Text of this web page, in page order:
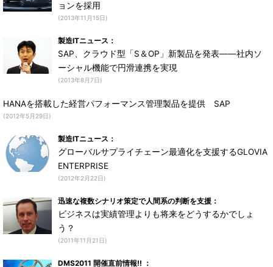
ョンを採用
(2013年11月15日)
製造ITニュース：
SAP、クラウド型「S＆OP」新製品を発表――社内ソ
ーシャル機能で円滑連携を実現
(2013年8月7日)
HANAを搭載した経営パフォーマンス管理製品を提供 SAP
(2012年5月29日)
製造ITニュース：
グローバルサプライチェーン最適化を支援するGLOVIA
ENTERPRISE
(2012年2月22日)
迅速な複数シナリオ策定で人間系の判断を支援：
ビジネスは実績管理よりも将来をどうするかでしょ
う？
(2011年11月21日)
DMS2011 開催直前情報!! ：